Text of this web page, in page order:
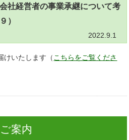
社経営者の事業承継について考
）
2022.9.1
けいたします（こちらをご覧くださ
ご案内